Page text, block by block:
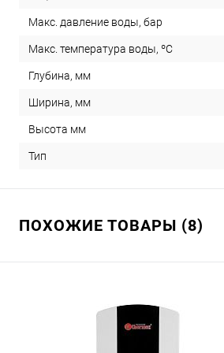
Макс. давление воды, бар
Макс. температура воды, ºС
Глубина, мм
Ширина, мм
Высота мм
Тип
ПОХОЖИЕ ТОВАРЫ (8)